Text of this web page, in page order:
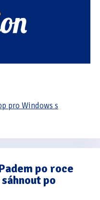
pro Windows s
po roce
po